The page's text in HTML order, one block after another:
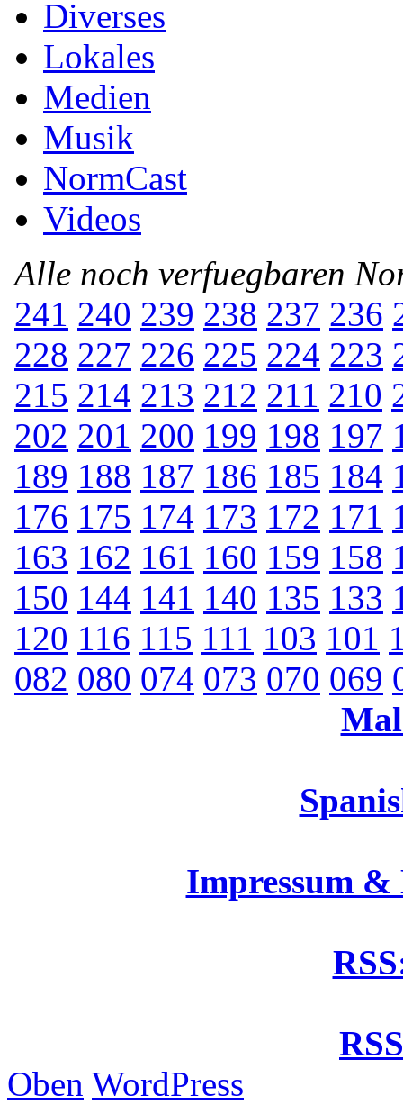
Diverses
Lokales
Medien
Musik
NormCast
Videos
Alle noch verfuegbaren
241 240 239 238 237 236
228 227 226 225 224 223
215 214 213 212 211 210
202 201 200 199 198 197
189 188 187 186 185 184
176 175 174 173 172 171
163 162 161 160 159 158
150 144 141 140 135 133
120 116 115 111 103 101
082 080 074 073 070 069
Impressum
Oben WordPress